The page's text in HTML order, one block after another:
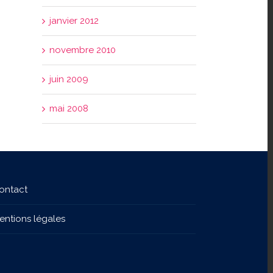
janvier 2012
novembre 2010
juin 2009
mai 2008
légales